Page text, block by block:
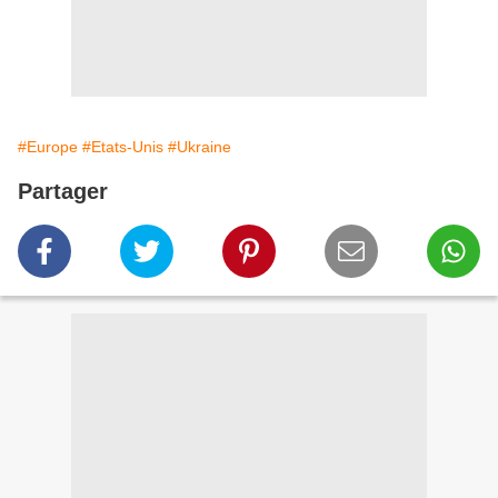
#Europe #Etats-Unis #Ukraine
Partager